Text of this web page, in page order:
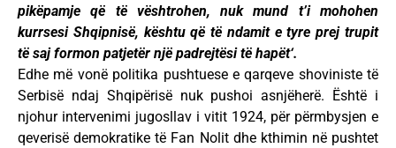
pikëpamje që të vështrohen, nuk mund t’i mohohen
kurrsesi Shqipnisë, kështu që të ndamit e tyre prej trupit
të saj formon patjetër një padrejtësi të hapët‘.
Edhe më vonë politika pushtuese e qarqeve shoviniste të
Serbisë ndaj Shqipërisë nuk pushoi asnjëherë. Është i
njohur intervenimi jugosllav i vitit 1924, për përmbysjen e
qeverisë demokratike të Fan Nolit dhe kthimin në pushtet